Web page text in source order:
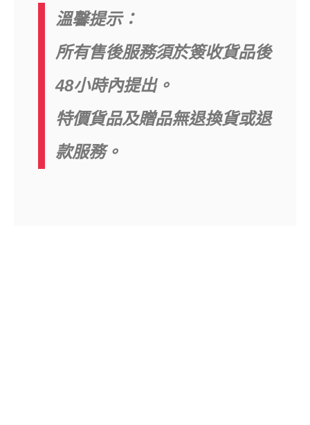
溫馨提示：
所有售後服務須於簽收貨品後
48小時內提出。
特價貨品及贈品無退換貨或退
款服務。